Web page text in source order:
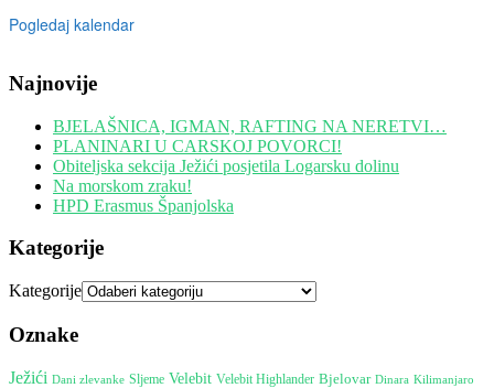
Pogledaj kalendar
Najnovije
BJELAŠNICA, IGMAN, RAFTING NA NERETVI…
PLANINARI U CARSKOJ POVORCI!
Obiteljska sekcija Ježići posjetila Logarsku dolinu
Na morskom zraku!
HPD Erasmus Španjolska
Kategorije
Kategorije
Oznake
Ježići Dani zlevanke Sljeme Velebit Velebit Highlander Bjelovar Dinara Kilimanjaro